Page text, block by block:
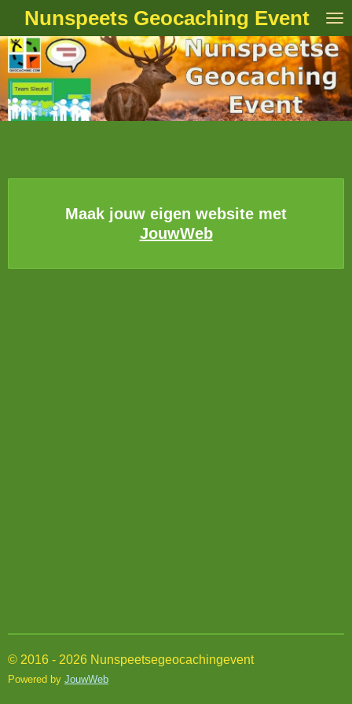
direct
naar
de
hoofdinhoud
Nunspeets Geocaching Event
Maak jouw eigen website met
JouwWeb
© 2016 - 2026 Nunspeetsegeocachingevent
Powered by JouwWeb